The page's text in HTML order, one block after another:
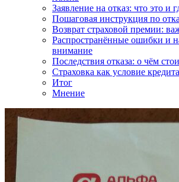
Заявление на отказ: что это и
Пошаговая инструкция по
Возврат страховой премии:
Распространённые ошибки и
внимание
Последствия отказа: о чём
Страховка как условие кредита
Итог
Мнение